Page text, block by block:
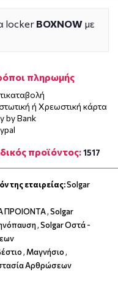
locker BOXNOW με
πληρωμής
ή Χρεωστική κάρτα
by Bank
προϊόντος:1517
της εταιρείας:Solgar
ΠΡΟΙΟΝΤΑ,Solgar
,Solgar Οστά -
, Μαγνήσιο,
Αρθρώσεων